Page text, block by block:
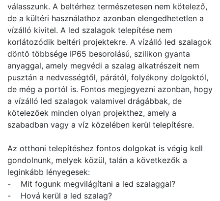
válasszunk. A beltérhez természetesen nem kötelező,
de a kültéri használathoz azonban elengedhetetlen a
vízálló kivitel. A led szalagok telepítése nem
korlátozódik beltéri projektekre. A vízálló led szalagok
döntő többsége IP65 besorolású, szilikon gyanta
anyaggal, amely megvédi a szalag alkatrészeit nem
pusztán a nedvességtől, párától, folyékony dolgoktól,
de még a portól is. Fontos megjegyezni azonban, hogy
a vízálló led szalagok valamivel drágábbak, de
kötelezőek minden olyan projekthez, amely a
szabadban vagy a víz közelében kerül telepítésre.
Az otthoni telepítéshez fontos dolgokat is végig kell
gondolnunk, melyek közül, talán a következők a
leginkább lényegesek:
- Mit fogunk megvilágítani a led szalaggal?
- Hová kerül a led szalag?